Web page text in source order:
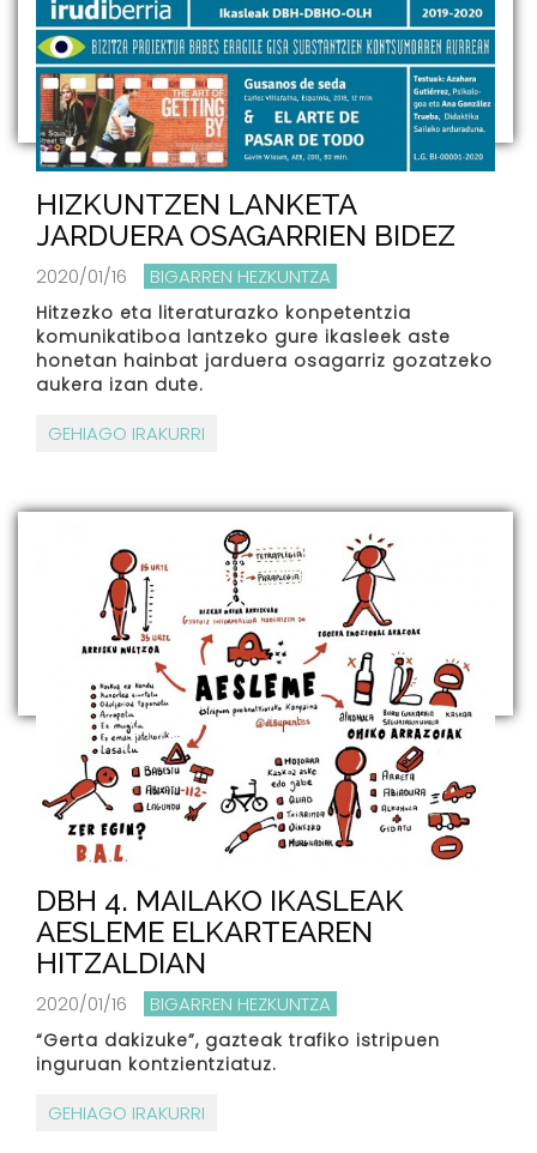
HIZKUNTZEN LANKETA
JARDUERA OSAGARRIEN BIDEZ
2020/01/16 BIGARREN HEZKUNTZA
Hitzezko eta literaturazko konpetentzia
komunikatiboa lantzeko gure ikasleek aste
honetan hainbat jarduera osagarriz gozatzeko
aukera izan dute.
GEHIAGO IRAKURRI
DBH 4. MAILAKO IKASLEAK
AESLEME ELKARTEAREN
HITZALDIAN
2020/01/16 BIGARREN HEZKUNTZA
“Gerta dakizuke”, gazteak trafiko istripuen
inguruan kontzientziatuz.
GEHIAGO IRAKURRI